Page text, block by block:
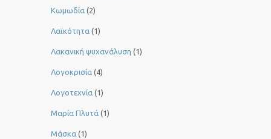
Κωμωδία (2)
Λαϊκότητα (1)
Λακανική ψυχανάλυση (1)
Λογοκρισία (4)
Λογοτεχνία (1)
Μαρία Πλυτά (1)
Μάσκα (1)